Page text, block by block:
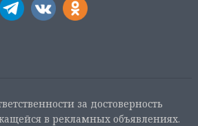
за достоверность
в рекламных объявлениях.